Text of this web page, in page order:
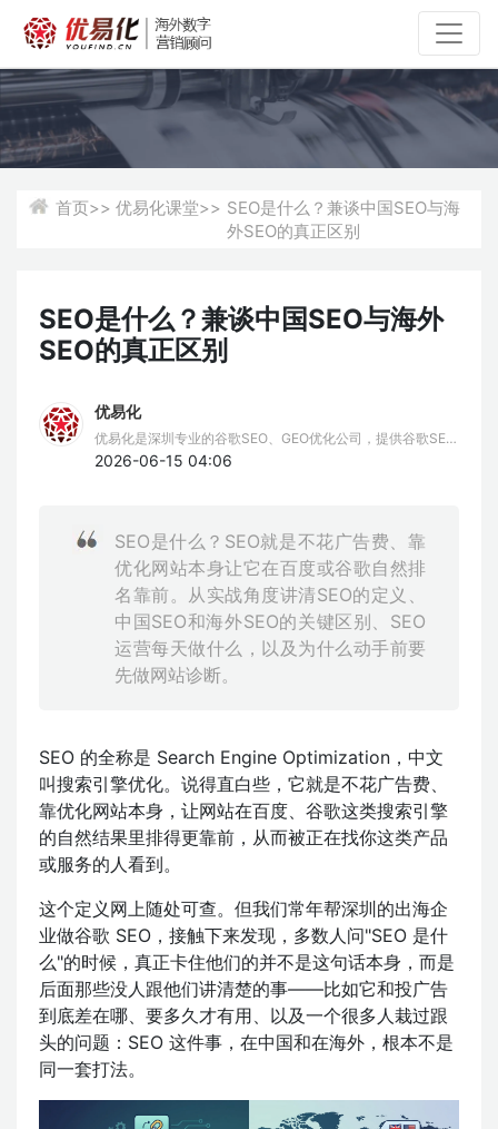
首页>> 优易化课堂>> SEO是什么？兼谈中国SEO与海
外SEO的真正区别
SEO是什么？兼谈中国SEO与海外
SEO的真正区别
优易化
优易化是深圳专业的谷歌SEO、GEO优化公司，提供谷歌SEO
推广、谷歌排名优化、GEO服务。我们擅长谷歌SEO挖词策
2026-06-15 04:06
SEO是什么？SEO就是不花广告费、靠
优化网站本身让它在百度或谷歌自然排
名靠前。从实战角度讲清SEO的定义、
中国SEO和海外SEO的关键区别、SEO
运营每天做什么，以及为什么动手前要
先做网站诊断。
SEO 的全称是 Search Engine Optimization，中文
叫搜索引擎优化。说得直白些，它就是不花广告费、
靠优化网站本身，让网站在百度、谷歌这类搜索引擎
的自然结果里排得更靠前，从而被正在找你这类产品
或服务的人看到。
这个定义网上随处可查。但我们常年帮深圳的出海企
业做谷歌 SEO，接触下来发现，多数人问"SEO 是什
么"的时候，真正卡住他们的并不是这句话本身，而是
后面那些没人跟他们讲清楚的事——比如它和投广告
到底差在哪、要多久才有用、以及一个很多人栽过跟
头的问题：SEO 这件事，在中国和在海外，根本不是
同一套打法。